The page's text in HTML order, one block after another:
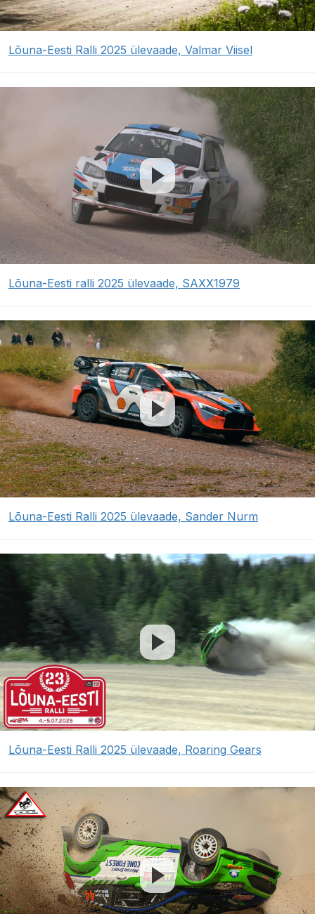
Lõuna-Eesti Ralli 2025 ülevaade, Valmar Viisel
Lõuna-Eesti ralli 2025 ülevaade, SAXX1979
Lõuna-Eesti Ralli 2025 ülevaade, Sander Nurm
Lõuna-Eesti Ralli 2025 ülevaade, Roaring Gears